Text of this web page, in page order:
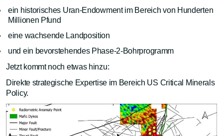
ein historisches Uran-Endowment im Bereich von Hunderten
Millionen Pfund
eine wachsende Landposition
und ein bevorstehendes Phase-2-Bohrprogramm
Jetzt kommt noch etwas hinzu:
Direkte strategische Expertise im Bereich US Critical Minerals
Policy.